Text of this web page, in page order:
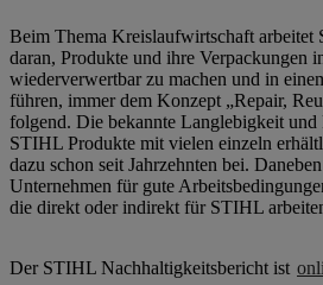
Beim Thema Kreislaufwirtschaft arbeitet
daran, Produkte und ihre Verpackungen
wiederverwertbar zu machen und in
führen, immer dem Konzept „Repair,
folgend. Die bekannte Langlebigkeit und
STIHL Produkte mit vielen einzeln
dazu schon seit Jahrzehnten bei.
Unternehmen für gute
die direkt oder indirekt für STIHL
Der STIHL Nachhaltigkeitsbericht ist